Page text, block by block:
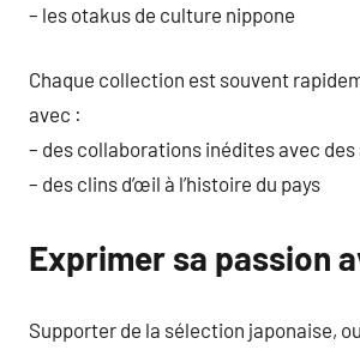
– les otakus de culture nippone
Chaque collection est souvent
avec :
– des collaborations inédites avec
– des clins d’œil à l’histoire du pays
Exprimer sa passion
Supporter de la sélection japonaise,